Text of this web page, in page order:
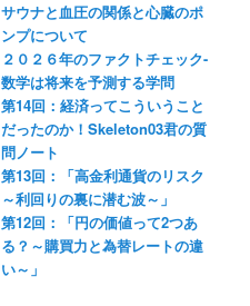
サウナと血圧の関係と心臓のポ
ンプについて
２０２６年のファクトチェック-
数学は将来を予測する学問
第14回：経済ってこういうこと
だったのか！Skeleton03君の質
問ノート
第13回：「高金利通貨のリスク
～利回りの裏に潜む波～」
第12回：「円の価値って2つあ
る？～購買力と為替レートの違
い～」